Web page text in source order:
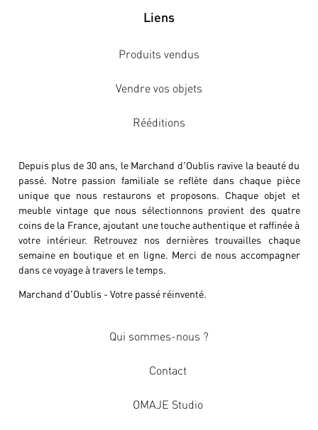
Liens
Produits vendus
Vendre vos objets
Rééditions
Depuis plus de 30 ans, le Marchand d'Oublis ravive la beauté du
passé. Notre passion familiale se reflète dans chaque pièce
unique que nous restaurons et proposons. Chaque objet et
meuble vintage que nous sélectionnons provient des quatre
coins de la France, ajoutant une touche authentique et raffinée à
votre intérieur. Retrouvez nos dernières trouvailles chaque
semaine en boutique et en ligne. Merci de nous accompagner
dans ce voyage à travers le temps.
Marchand d'Oublis - Votre passé réinventé.
Qui sommes-nous ?
Contact
OMAJE Studio